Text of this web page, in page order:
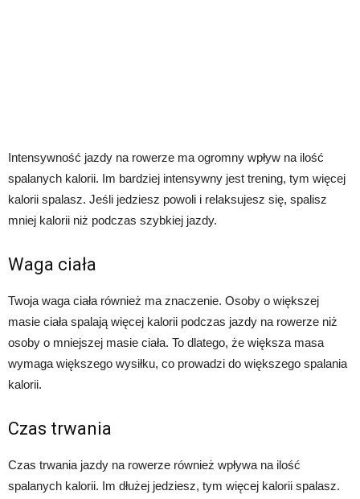
Intensywność jazdy na rowerze ma ogromny wpływ na ilość
spalanych kalorii. Im bardziej intensywny jest trening, tym więcej
kalorii spalasz. Jeśli jedziesz powoli i relaksujesz się, spalisz
mniej kalorii niż podczas szybkiej jazdy.
Waga ciała
Twoja waga ciała również ma znaczenie. Osoby o większej
masie ciała spalają więcej kalorii podczas jazdy na rowerze niż
osoby o mniejszej masie ciała. To dlatego, że większa masa
wymaga większego wysiłku, co prowadzi do większego spalania
kalorii.
Czas trwania
Czas trwania jazdy na rowerze również wpływa na ilość
spalanych kalorii. Im dłużej jedziesz, tym więcej kalorii spalasz.